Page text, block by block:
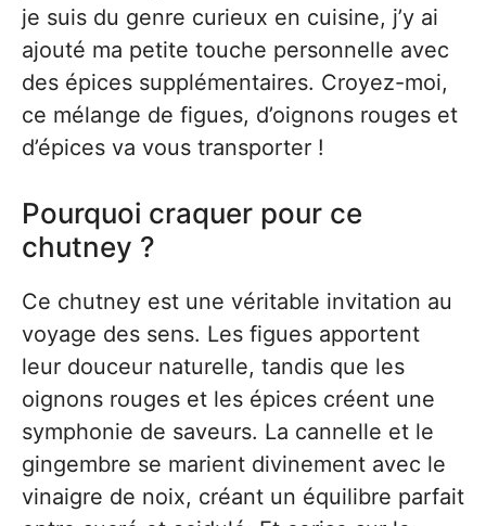
je suis du genre curieux en cuisine, j’y ai
ajouté ma petite touche personnelle avec
des épices supplémentaires. Croyez-moi,
ce mélange de figues, d’oignons rouges et
d’épices va vous transporter !
Pourquoi craquer pour ce
chutney ?
Ce chutney est une véritable invitation au
voyage des sens. Les figues apportent
leur douceur naturelle, tandis que les
oignons rouges et les épices créent une
symphonie de saveurs. La cannelle et le
gingembre se marient divinement avec le
vinaigre de noix, créant un équilibre parfait